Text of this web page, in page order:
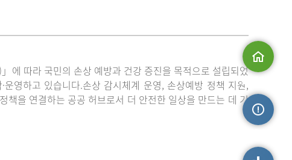
맵
에 따라 국민의 손상 예방과 건강 증진을 목적으로 설립되었
영하고 있습니다.손상 감시체계 운영, 손상예방 정책 지원,
책을 연결하는 공공 허브로서 더 안전한 일상을 만드는 데 기